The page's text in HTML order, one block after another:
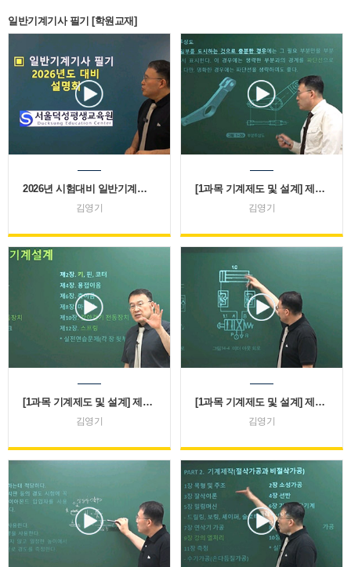
일반기계기사 필기 [학원교재]
2026년 시험대비 일반기계기사 OT
김영기
[1과목 기계제도 및 설계] 제1편 기계제도
김영기
[1과목 기계제도 및 설계] 제2편 기계설계
김영기
[1과목 기계제도 및 설계] 제3편 유공압시스템 설계
김영기